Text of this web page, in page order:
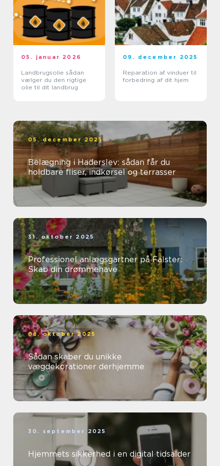
05. januar 2026
Landbrugsolie sådan
vælger du den rigtige
olie til dit landbrug
09. december 2025
Reparation af vinduer til
forbedring af dit hjem
05. december 2025
Belægning i Haderslev: sådan får du
holdbare fliser, indkørsel og terrasser
31. oktober 2025
Professionel anlægsgartner på Falster:
Skab din drømmehave
08. oktober 2025
Sådan skaber du unikke
vægdekorationer derhjemme
30. september 2025
Hjemmets sikkerhed i en digital tidsalder